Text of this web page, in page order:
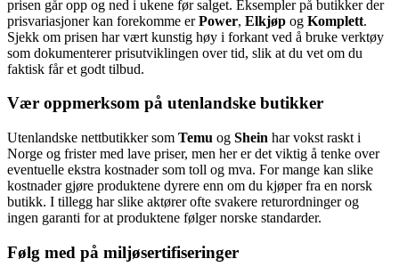
prisen går opp og ned i ukene før salget. Eksempler på butikker der
prisvariasjoner kan forekomme erPower, Elkjøp og Komplett.
Sjekk om prisen har vært kunstig høy i forkant ved å bruke verktøy
som dokumenterer prisutviklingen over tid, slik at du vet om du
faktisk får et godt tilbud.
Vær oppmerksom på utenlandske butikker
Utenlandske nettbutikker som Temu og Shein har vokst raskt i
Norge og frister med lave priser, men her er det viktig å tenke over
eventuelle ekstra kostnader som toll og mva. For mange kan slike
kostnader gjøre produktene dyrere enn om du kjøper fra en norsk
butikk. I tillegg har slike aktører ofte svakere returordninger og
ingen garanti for at produktene følger norske standarder.
Følg med på miljøsertifiseringer